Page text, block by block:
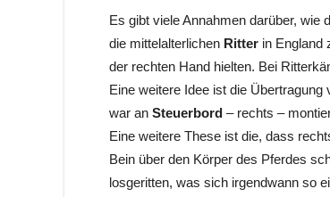
Es gibt viele Annahmen darüber, wie
die mittelalterlichen Ritter in England
der rechten Hand hielten. Bei
Eine weitere Idee ist die Übertragung
war an Steuerbord – rechts –
Eine weitere These ist die, dass
Bein über den Körper des Pferdes
losgeritten, was sich irgendwann so